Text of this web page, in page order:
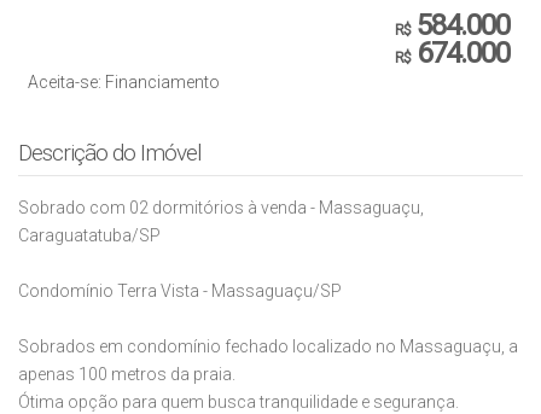
R$584.000
R$674.000
Aceita-se: Financiamento
Descrição do Imóvel
Sobrado com 02 dormitórios à venda - Massaguaçu,
Caraguatatuba/SP
Condomínio Terra Vista - Massaguaçu/SP
Sobrados em condomínio fechado localizado no Massaguaçu, a
apenas 100 metros da praia.
Ótima opção para quem busca tranquilidade e segurança.